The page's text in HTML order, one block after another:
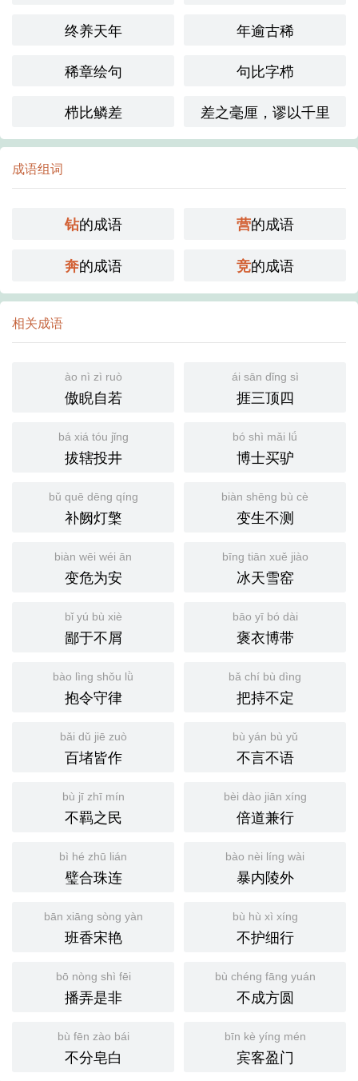
终养天年
年逾古稀
稀章绘句
句比字栉
栉比鳞差
差之毫厘，谬以千里
成语组词
钻的成语 营的成语
奔的成语 竞的成语
相关成语
ào nì zì ruò
傲睨自若
ái sān dǐng sì
捱三顶四
bá xiá tóu jǐng
拔辖投井
bó shì mǎi lǘ
博士买驴
bǔ quē dēng qíng
补阙灯檠
biàn shēng bù cè
变生不测
biàn wēi wéi ān
变危为安
bīng tiān xuě jiào
冰天雪窑
bǐ yú bù xiè
鄙于不屑
bāo yī bó dài
褒衣博带
bào lìng shǒu lǜ
抱令守律
bǎ chí bù dìng
把持不定
bǎi dǔ jiē zuò
百堵皆作
bù yán bù yǔ
不言不语
bù jī zhī mín
不羁之民
bèi dào jiān xíng
倍道兼行
bì hé zhū lián
璧合珠连
bào nèi líng wài
暴内陵外
bān xiāng sòng yàn
班香宋艳
bù hù xì xíng
不护细行
bō nòng shì fēi
播弄是非
bù chéng fāng yuán
不成方圆
bù fēn zào bái
不分皂白
bīn kè yíng mén
宾客盈门